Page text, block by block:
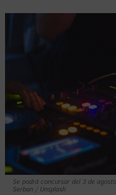
Se podrá concursar del 3 de
Serban / Unsplash